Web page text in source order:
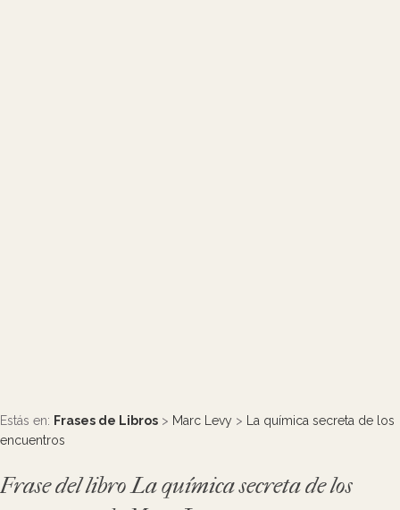
Estás en: Frases de Libros > Marc Levy >
La química secreta de los
encuentros
Frase del libro La química secreta de los